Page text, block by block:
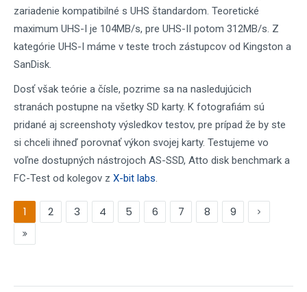
zariadenie kompatibilné s UHS štandardom. Teoretické
maximum UHS-I je 104MB/s, pre UHS-II potom 312MB/s. Z
kategórie UHS-I máme v teste troch zástupcov od Kingston a
SanDisk.
Dosť však teórie a čísle, pozrime sa na nasledujúcich
stranách postupne na všetky SD karty. K fotografiám sú
pridané aj screenshoty výsledkov testov, pre prípad že by ste
si chceli ihneď porovnať výkon svojej karty. Testujeme vo
voľne dostupných nástrojoch AS-SSD, Atto disk benchmark a
FC-Test od kolegov z X-bit labs.
1 2 3 4 5 6 7 8 9